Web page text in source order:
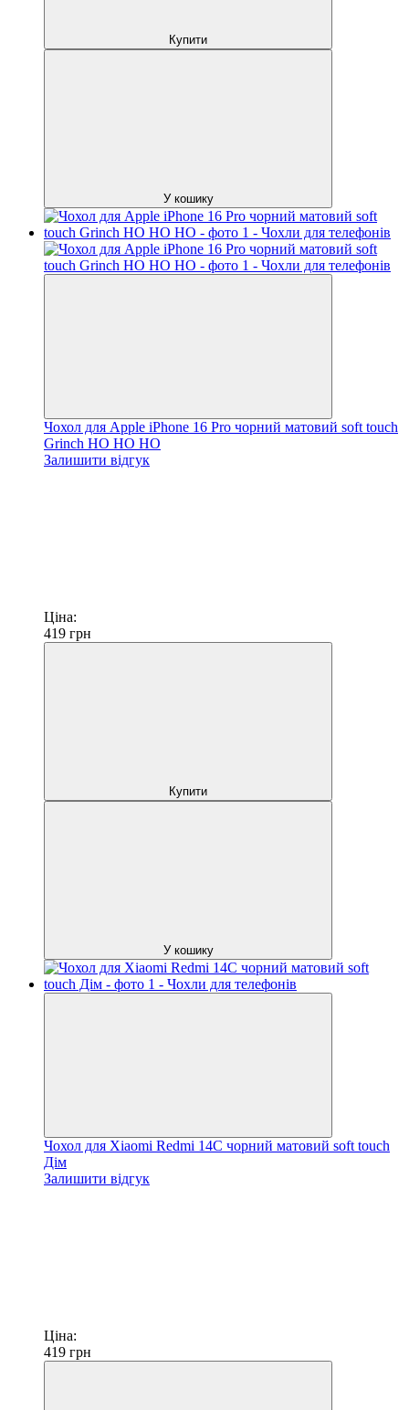
Купити
У кошику
Чохол для Apple iPhone 16 Pro чорний матовий soft touch
Grinch HO HO HO
Залишити відгук
Ціна:
419 грн
Купити
У кошику
Чохол для Xiaomi Redmi 14C чорний матовий soft touch
Дім
Залишити відгук
Ціна:
419 грн